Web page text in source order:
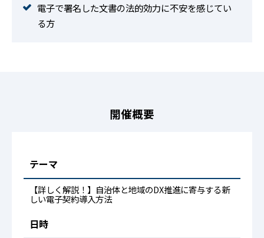
電子で署名した文書の法的効力に不安を感じてい
る方
開催概要
テーマ
【詳しく解説！】自治体と地域のDX推進に寄与する新
しい電子契約導入方法
日時